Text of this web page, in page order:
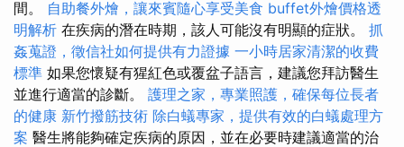
間。 自助餐外燴，讓來賓隨心享受美食 buffet外燴價格透
明解析 在疾病的潛在時期，該人可能沒有明顯的症狀。 抓
姦蒐證，徵信社如何提供有力證據 一小時居家清潔的收費
標準 如果您懷疑有猩紅色或覆盆子語言，建議您拜訪醫生
並進行適當的診斷。 護理之家，專業照護，確保每位長者
的健康 新竹撥筋技術 除白蟻專家，提供有效的白蟻處理方
案 醫生將能夠確定疾病的原因，並在必要時建議適當的治